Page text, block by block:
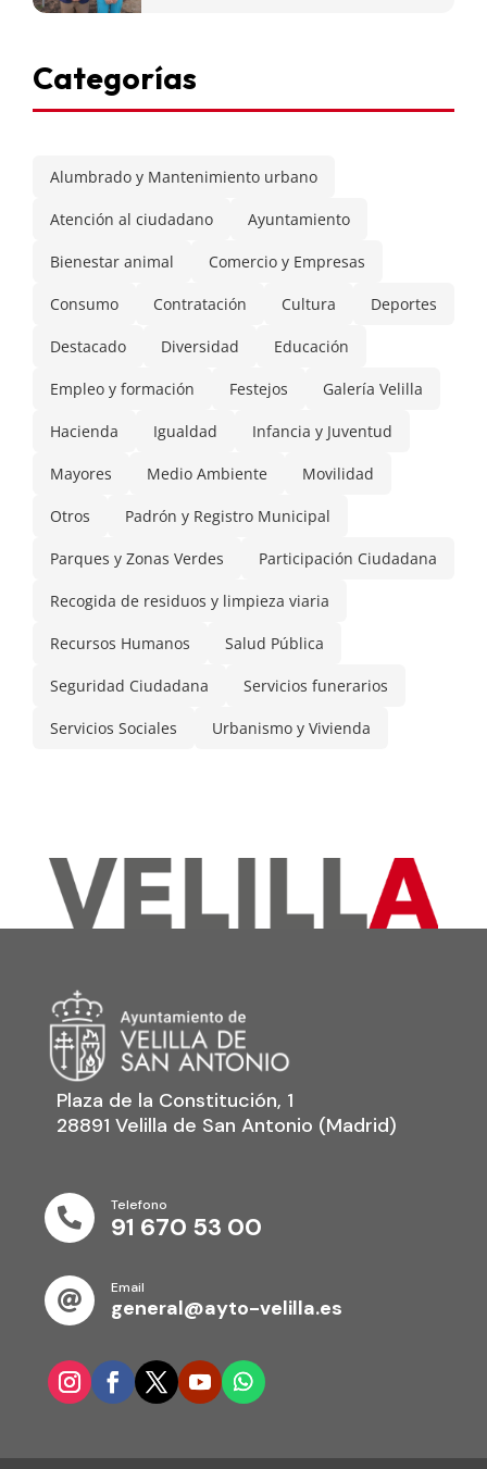
Categorías
Alumbrado y Mantenimiento urbano
Atención al ciudadano Ayuntamiento
Bienestar animal Comercio y Empresas
Consumo Contratación Cultura Deportes
Destacado Diversidad Educación
Empleo y formación Festejos Galería Velilla
Hacienda Igualdad Infancia y Juventud
Mayores Medio Ambiente Movilidad
Otros Padrón y Registro Municipal
Parques y Zonas Verdes Participación Ciudadana
Recogida de residuos y limpieza viaria
Recursos Humanos Salud Pública
Seguridad Ciudadana Servicios funerarios
Servicios Sociales Urbanismo y Vivienda
Plaza de la Constitución, 1
28891 Velilla de San Antonio (Madrid)

Telefono
91 670 53 00

Email
general@ayto-velilla.es